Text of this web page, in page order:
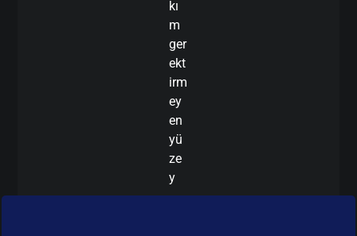
kı
m
ger
ekt
irm
ey
en
yü
ze
y